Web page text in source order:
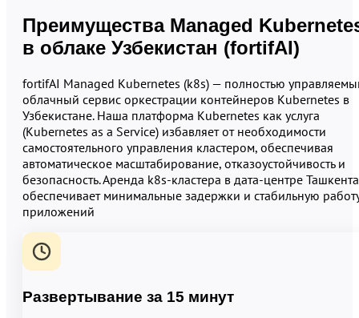
Преимущества Managed
в облаке Узбекистан (fortifAI)
fortifAI Managed Kubernetes (k8s) — полностью
облачный сервис оркестрации контейнеров Kubernetes в
Узбекистане. Наша платформа Kubernetes как услуга
(Kubernetes as a Service) избавляет от необходимости
самостоятельного управления кластером, обеспечивая
автоматическое масштабирование, отказоустойчивость и
безопасность. Аренда k8s-кластера в дата-центре Ташкента
обеспечивает минимальные задержки и стабильную
приложений
Развертывание за 15 минут